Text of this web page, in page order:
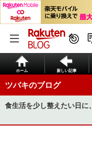
ホーム 新しい記事
ツバキのブログ
食生活を少し整えたい日